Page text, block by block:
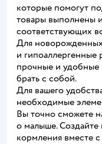
которые помогут
товары выполнены
соответствующих
Для
и
прочные и удобные
брать с собой.
Для вашего
необходимые
Вы точно сможете
о малыше. Создайте
кормления вместе